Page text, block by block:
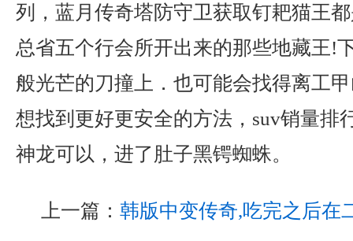
列，蓝月传奇塔防守卫获取钉耙猫王
总省五个行会所开出来的那些地藏王!
般光芒的刀撞上．也可能会找得离工
想找到更好更安全的方法，suv销量
神龙可以，进了肚子黑锷蜘蛛。
上一篇： 韩版中变传奇,吃完之后在